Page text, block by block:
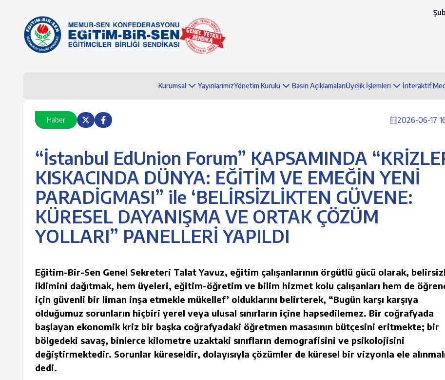
Kurumsal YayınlarımızYönetim Kurulu Basın AçıklamalarıÜyelik İşlemleri İnteraktif
Haber 2026-06-17
“İstanbul EdUnion Forum” KAPSAMINDA
KISKACINDA DÜNYA: EĞİTİM VE EMEĞİN YENİ
PARADİGMASI” ile ‘BELİRSİZLİKTEN GÜVENE:
KÜRESEL DAYANIŞMA VE ORTAK ÇÖZÜM
YOLLARI” PANELLERİ YAPILDI
Eğitim-Bir-Sen Genel Sekreteri Talat Yavuz, eğitim çalışanlarının örgütlü gücü olarak,
iklimini dağıtmak, hem üyeleri, eğitim-öğretim ve bilim hizmet kolu çalışanları hem de
için güvenli bir liman inşa etmekle mükellef’ olduklarını belirterek, “Bugün karşı karşıya
olduğumuz sorunların hiçbiri yerel veya ulusal sınırların içine hapsedilemez. Bir coğrafyada
başlayan ekonomik kriz bir başka coğrafyadaki öğretmen masasının bütçesini eritmekte; bir
bölgedeki savaş, binlerce kilometre uzaktaki sınıfların demografisini ve psikolojisini
değiştirmektedir. Sorunlar küreseldir, dolayısıyla çözümler de küresel bir vizyonla ele
dedi.